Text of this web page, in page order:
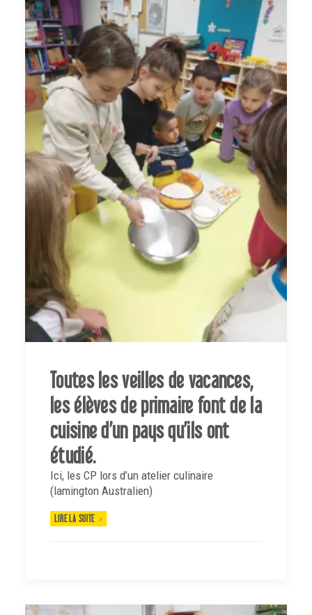
Toutes les veilles de vacances,
les élèves de primaire font de la
cuisine d’un pays qu’ils ont
étudié.
Ici, les CP lors d’un atelier culinaire
(lamington Australien)
LIRE LA SUITE